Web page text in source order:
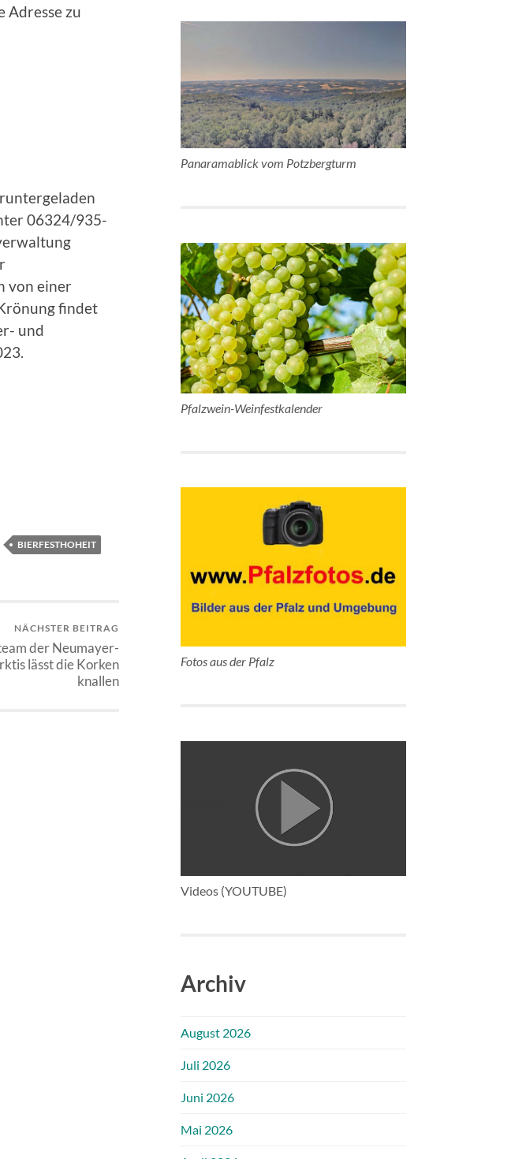
Adresse zu
06324/935-
von einer
findet
und
BIERFESTHOHEIT
NÄCHSTER BEITRAG
der Neumayer-
lässt die Korken
knallen
Panaramablick vom Potzbergturm
Pfalzwein-Weinfestkalender
Fotos aus der Pfalz
Videos (YOUTUBE)
Archiv
August 2026
Juli 2026
Juni 2026
Mai 2026